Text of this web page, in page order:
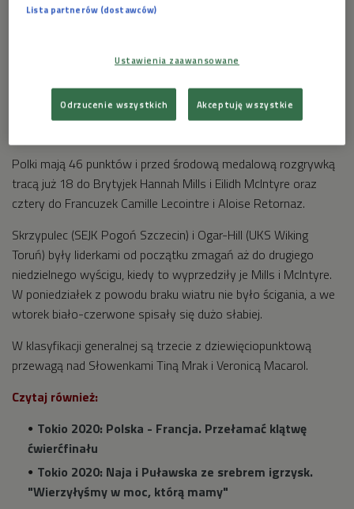
Polki mają 46 punktów i przed środową medalową rozgrywką
tracą już 18 do Brytyjek Hannah Mills i Eilidh McIntyre oraz
cztery do Francuzek Camille Lecointre i Aloise Retornaz.
Skrzypulec (SEJK Pogoń Szczecin) i Ogar-Hill (UKS Wiking
Toruń) były liderkami od początku zmagań aż do drugiego
niedzielnego wyścigu, kiedy to wyprzedziły je Mills i McIntyre.
W poniedziałek z powodu braku wiatru nie było ścigania, a we
wtorek biało-czerwone spisały się dużo słabiej.
W klasyfikacji generalnej są trzecie z dziewięciopunktową
przewagą nad Słowenkami Tiną Mrak i Veronicą Macarol.
Czytaj również:
Tokio 2020: Polska - Francja. Przełamać klątwę
ćwierćfinału
Tokio 2020: Naja i Puławska ze srebrem igrzysk.
"Wierzyłyśmy w moc, którą mamy"
Lista partnerów (dostawców)
Ustawienia zaawansowane
Odrzucenie wszystkich Akceptuję wszystkie